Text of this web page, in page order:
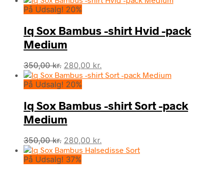
pris
350,00 kr.. 280,00 kr..
På Udsalg! 20%
Iq Sox Bambus -shirt Hvid -pack
Medium
350,00kr. Den
oprindelige
pris
350,00 kr..
280,00 kr.
aktuelle
280,00 kr..
På Udsalg! 20%
Iq Sox Bambus -shirt Sort -pack
Medium
350,00kr. Den
oprindelige
pris
280,00 kr.
aktuelle
På Udsalg! 37%